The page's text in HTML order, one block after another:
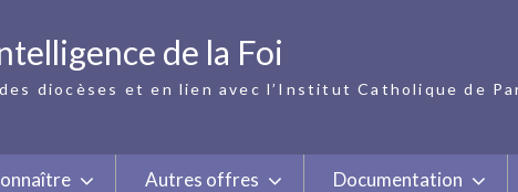
de la Foi
diocèses et en lien avec l’Institut Catholique de
Autres offres Documentation